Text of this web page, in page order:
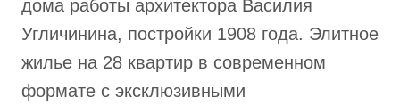
дома работы архитектора Василия
Угличинина, постройки 1908 года. Элитное
жилье на 28 квартир в современном
формате с эксклюзивными